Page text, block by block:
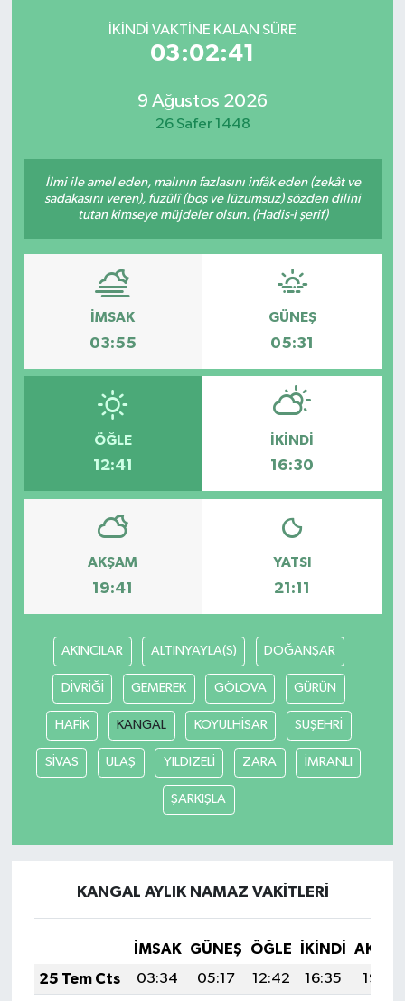
İKINDI VAKTINE KALAN SÜRE
03:02:41
9 Ağustos 2026
26 Safer 1448
İlmi ile amel eden, malının fazlasını infâk eden (zekât ve
sadakasını veren), fuzûlî (boş ve lüzumsuz) sözden dilini
tutan kimseye müjdeler olsun. (Hadis-i şerif)
İMSAK
03:55
GÜNEŞ
05:31
ÖĞLE
12:41
İKINDI
16:30
AKŞAM
19:41
YATSI
21:11
AKINCILAR ALTINYAYLA(S) DOĞANŞAR
DİVRİĞİ GEMEREK GÖLOVA GÜRÜN
HAFİK KANGAL KOYULHİSAR SUŞEHRİ
SİVAS ULAŞ YILDIZELİ ZARA İMRANLI
ŞARKIŞLA
KANGAL AYLIK NAMAZ VAKITLERI
İMSAK GÜNEŞ ÖĞLE İKINDI
25 Tem Cts
03:34 05:17 12:42 16:35
19:57